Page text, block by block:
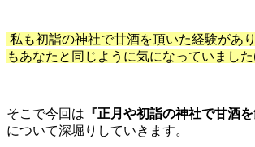
私も初詣の神社で甘酒を頂いた経験があ
もあなたと同じように気になっていまし
そこで今回は 『正月や初詣の神社で甘酒
について深堀りしていきます。